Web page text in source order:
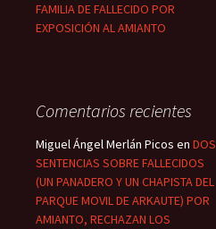
FAMILIA DE FALLECIDO POR
EXPOSICIÓN AL AMIANTO
Comentarios recientes
Miguel Ángel Merlán Picos en DOS
SENTENCIAS SOBRE FALLECIDOS
(UN PANADERO Y UN CHAPISTA DEL
PARQUE MOVIL DE ARKAUTE) POR
AMIANTO, RECHAZAN LOS